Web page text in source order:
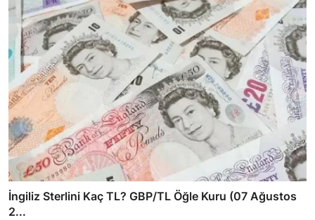
İngiliz Sterlini Kaç TL? GBP/TL Öğle Kuru (07 Ağustos
2...